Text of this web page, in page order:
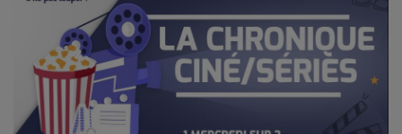
C'ÉTAIT QUOI CE TITRE ?
MÉDIAS
PODCASTS - SAISON 2026/2027